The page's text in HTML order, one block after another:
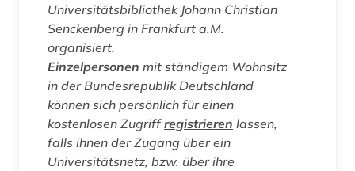
Universitätsbibliothek Johann Christian
Senckenberg in Frankfurt a.M.
organisiert.
Einzelpersonen mit ständigem Wohnsitz
in der Bundesrepublik Deutschland
können sich persönlich für einen
kostenlosen Zugriffregistrieren lassen,
falls ihnen der Zugang über ein
Universitätsnetz, bzw. über ihre